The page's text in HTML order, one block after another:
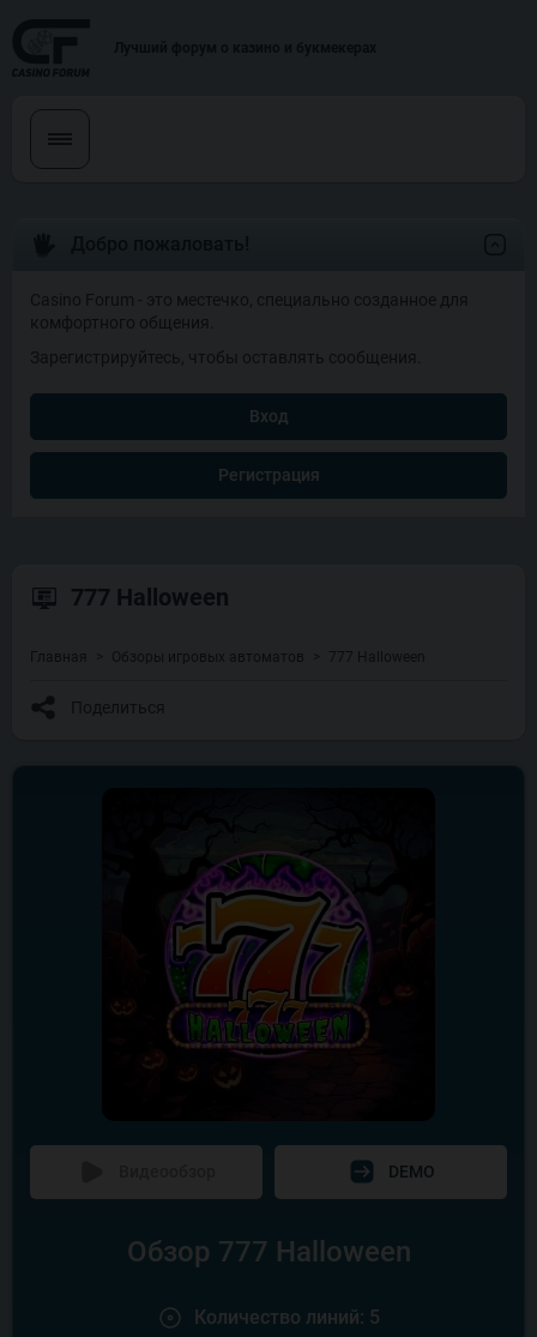
777 Halloween
Главная Обзоры игровых автоматов 777 Halloween
Поделиться
DEMO
Обзор 777 Halloween
Количество линий: 5
Casino Forum - это местечко, специально созданное для
комфортного общения.
Зарегистрируйтесь, чтобы оставлять сообщения.
Вход
Регистрация